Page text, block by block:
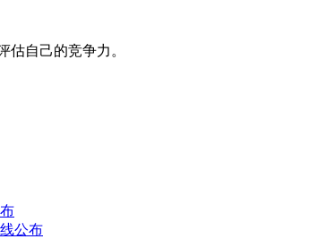
估自己的竞争力。
公布